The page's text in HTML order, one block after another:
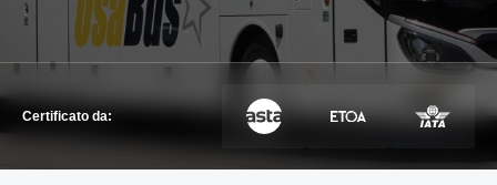
METTITI IN CONTATTO
METTITI IN CONTATTO
Certificato da: